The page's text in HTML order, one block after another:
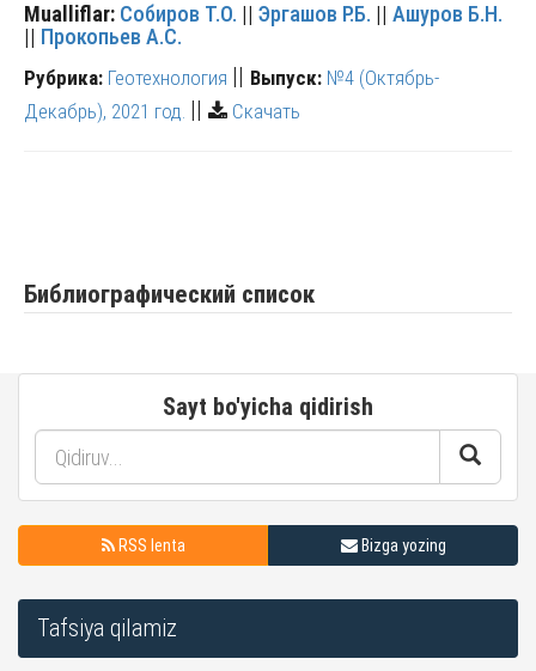
Mualliflar: Собиров Т.О. || Эргашов Р.Б. || Ашуров Б.Н.
|| Прокопьев А.С.
Рубрика: Геотехнология || Выпуск: №4 (Октябрь-
Декабрь), 2021 год. || Скачать
Библиографический список
Sayt bo'yicha qidirish
RSS lenta Bizga yozing
Tafsiya qilamiz